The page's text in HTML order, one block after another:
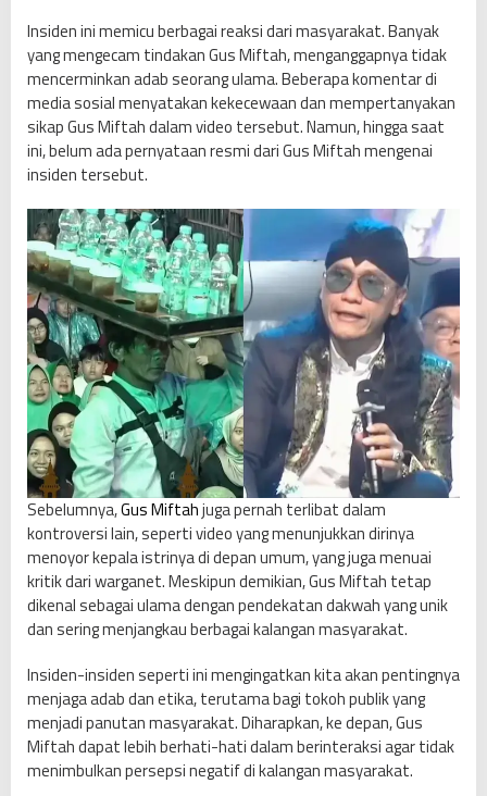
Insiden ini memicu berbagai reaksi dari masyarakat. Banyak
yang mengecam tindakan Gus Miftah, menganggapnya tidak
mencerminkan adab seorang ulama. Beberapa komentar di
media sosial menyatakan kekecewaan dan mempertanyakan
sikap Gus Miftah dalam video tersebut. Namun, hingga saat
ini, belum ada pernyataan resmi dari Gus Miftah mengenai
insiden tersebut.
Sebelumnya,Gus Miftahjuga pernah terlibat dalam
kontroversi lain, seperti video yang menunjukkan dirinya
menoyor kepala istrinya di depan umum, yang juga menuai
kritik dari warganet. Meskipun demikian, Gus Miftah tetap
dikenal sebagai ulama dengan pendekatan dakwah yang unik
dan sering menjangkau berbagai kalangan masyarakat.
Insiden-insiden seperti ini mengingatkan kita akan pentingnya
menjaga adab dan etika, terutama bagi tokoh publik yang
menjadi panutan masyarakat. Diharapkan, ke depan, Gus
Miftah dapat lebih berhati-hati dalam berinteraksi agar tidak
menimbulkan persepsi negatif di kalangan masyarakat.